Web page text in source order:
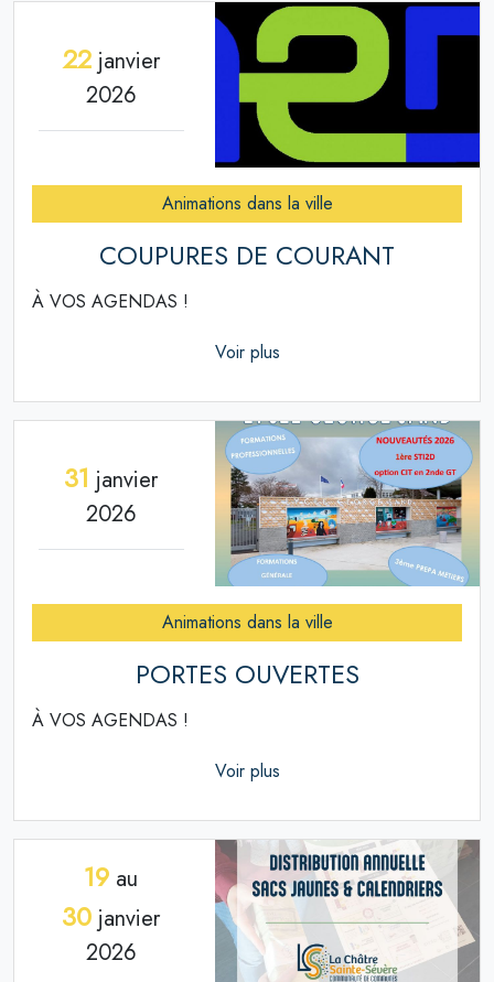
22janvier
2026
Animations dans la ville
COUPURES DE COURANT
À VOS AGENDAS !
Voir plus
31 janvier
2026
Animations dans la ville
PORTES OUVERTES
À VOS AGENDAS !
Voir plus
19 au
30 janvier
2026